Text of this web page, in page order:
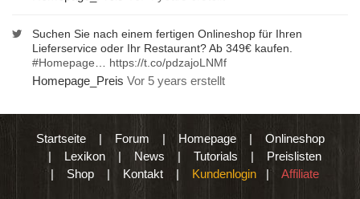
Suchen Sie nach einem fertigen Onlineshop für Ihren
Lieferservice oder Ihr Restaurant? Ab 349€ kaufen.
#Homepage
https://t.co/pdzajoLNMf
Homepage_Preis Vor 5 years erstellt
Startseite| Forum | Homepage| Onlineshop
| Lexikon |News | Tutorials | Preislisten
| Shop | Kontakt | Kundenlogin | Affiliate